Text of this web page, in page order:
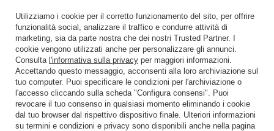
Voglio restituire un prodotto
Voglio scambiare la merce
Contatto
Conto
Utilizziamo i cookie per il corretto funzionamento del sito, per offrire
funzionalità social, analizzare il traffico e condurre attività di
marketing, sia da parte nostra che dei nostri Trusted Partner. I
cookie vengono utilizzati anche per personalizzare gli annunci.
Consulta l'informativa sulla privacy per maggiori informazioni.
Accettando questo messaggio, acconsenti alla loro archiviazione sul
tuo computer. Puoi specificare le condizioni per l'archiviazione o
l'accesso cliccando sulla scheda "Configura consensi". Puoi
revocare il tuo consenso in qualsiasi momento eliminando i cookie
dal tuo browser dal rispettivo dispositivo finale. Ulteriori informazioni
su termini e condizioni e privacy sono disponibili anche nella pagina